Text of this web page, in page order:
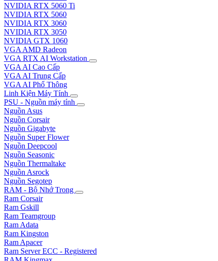
NVIDIA RTX 5060 Ti
NVIDIA RTX 5060
NVIDIA RTX 3060
NVIDIA RTX 3050
NVIDIA GTX 1060
VGA AMD Radeon
VGA RTX AI Workstation
VGA AI Cao Cấp
VGA AI Trung Cấp
VGA AI Phổ Thông
Linh Kiện Máy Tính
PSU - Nguồn máy tính
Nguồn Asus
Nguồn Corsair
Nguồn Gigabyte
Nguồn Super Flower
Nguồn Deepcool
Nguồn Seasonic
Nguồn Thermaltake
Nguồn Asrock
Nguồn Segotep
RAM - Bộ Nhớ Trong
Ram Corsair
Ram Gskill
Ram Teamgroup
Ram Adata
Ram Kingston
Ram Apacer
Ram Server ECC - Registered